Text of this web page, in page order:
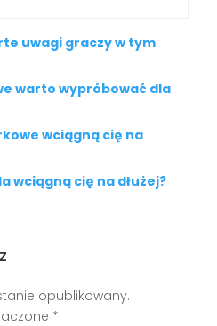
uwagi graczy w tym
warto wypróbować dla
wciągną cię na
wciągną cię na dłużej?
opublikowany.
*